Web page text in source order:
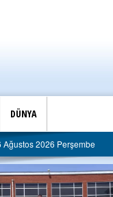
DÜNYA
değil, hizmet belediyeciliği”
Ağustos 2026 Perşembe